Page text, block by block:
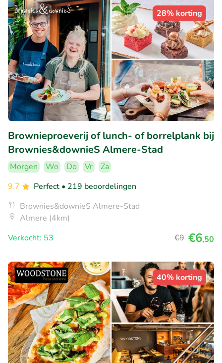
28% korting
Brownieproeverij of lunch- of borrelplank bij
Brownies&downieS Almere-Stad
Morgen Wo Do Vr
Za
9.7
Perfect • 219 beoordelingen
Brownies&downieS Almere-Stad
Almere (4km)
Verkocht: 53
€9 €6,50
40% korting